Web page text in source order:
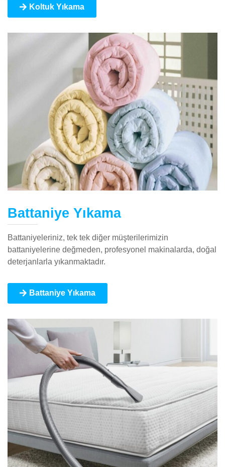
Koltuk Yıkama
Battaniye Yıkama
Battaniyeleriniz, tek tek diğer müşterilerimizin
battaniyelerine değmeden, profesyonel makinalarda, doğal
deterjanlarla yıkanmaktadır.
Battaniye Yıkama